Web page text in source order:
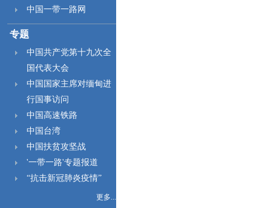
中国一带一路网
专题
中国共产党第十九次全
国代表大会
中国国家主席对缅甸进
行国事访问
中国高速铁路
中国台湾
中国扶贫攻坚战
'一带一路'专题报道
“抗击新冠肺炎疫情”
更多...